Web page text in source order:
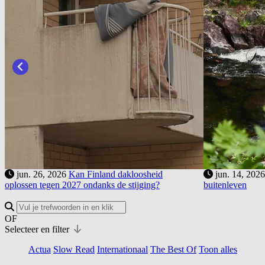
jun. 26, 2026 Kan Finland dakloosheid
oplossen tegen 2027 ondanks de stijging?
jun. 14,
buitenleven
OF
Selecteer en filter
Actua Slow Read Internationaal The Best Of Toon alles